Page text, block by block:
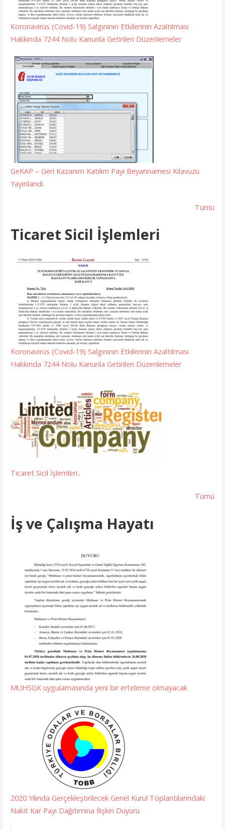
Koronavirüs (Covid-19) Salgınının Etkilerinin Azaltılması
Hakkında 7244 Nolu Kanunla Getirilen Düzenlemeler
GeKAP – Geri Kazanım Katılım Payı Beyannamesi Kılavuzu
Yayınlandı
Tümü
Ticaret Sicil İşlemleri
Koronavirüs (Covid-19) Salgınının Etkilerinin Azaltılması
Hakkında 7244 Nolu Kanunla Getirilen Düzenlemeler
Ticaret Sicil İşlemleri..
Tümü
İş ve Çalışma Hayatı
MUHSGK uygulamasında yeni bir erteleme olmayacak
2020 Yılında Gerçekleştirilecek Genel Kurul Toplantılarındaki
Nakit Kar Payı Dağıtımına İlişkin Duyuru